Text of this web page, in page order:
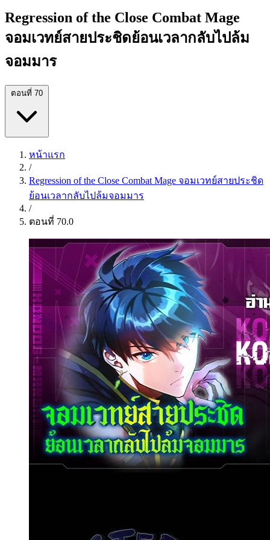
Regression of the Close Combat Mage
จอมเวทย์สายประชิดย้อนเวลากลับไปล้ม
จอมมาร
ตอนที่ 70
หน้าแรก
/
Regression of the Close Combat Mage จอมเวทย์สายประชิด
ย้อนเวลากลับไปล้มจอมมาร
/
ตอนที่ 70.0